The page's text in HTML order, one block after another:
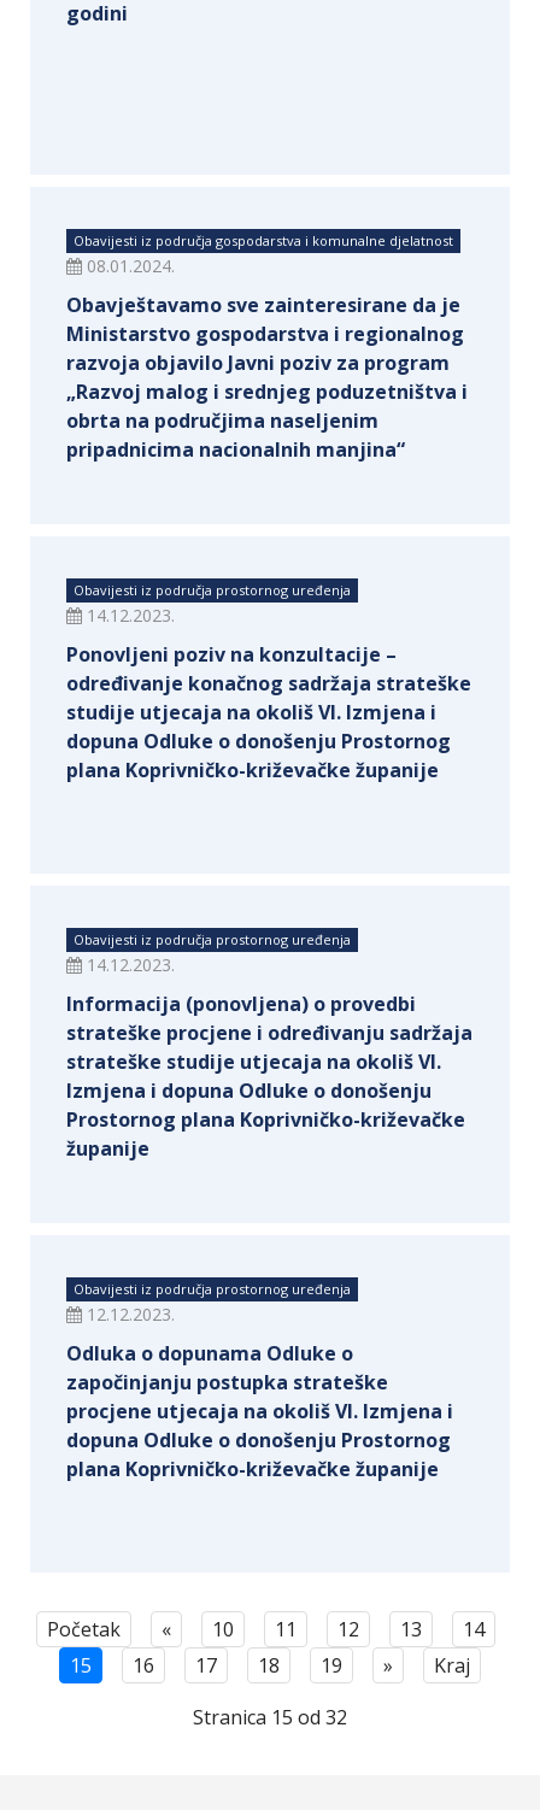
godini
Obavijesti iz područja gospodarstva i komunalne djelatnost
08.01.2024.
Obavještavamo sve zainteresirane da je
Ministarstvo gospodarstva i regionalnog
razvoja objavilo Javni poziv za program
„Razvoj malog i srednjeg poduzetništva i
obrta na područjima naseljenim
pripadnicima nacionalnih manjina“
Obavijesti iz područja prostornog uređenja
14.12.2023.
Ponovljeni poziv na konzultacije –
određivanje konačnog sadržaja strateške
studije utjecaja na okoliš VI. Izmjena i
dopuna Odluke o donošenju Prostornog
plana Koprivničko-križevačke županije
Obavijesti iz područja prostornog uređenja
14.12.2023.
Informacija (ponovljena) o provedbi
strateške procjene i određivanju sadržaja
strateške studije utjecaja na okoliš VI.
Izmjena i dopuna Odluke o donošenju
Prostornog plana Koprivničko-križevačke
županije
Obavijesti iz područja prostornog uređenja
12.12.2023.
Odluka o dopunama Odluke o
započinjanju postupka strateške
procjene utjecaja na okoliš VI. Izmjena i
dopuna Odluke o donošenju Prostornog
plana Koprivničko-križevačke županije
Početak « 10 11 12 13
14
15
16 17 18 19 »
Kraj
Stranica 15 od 32